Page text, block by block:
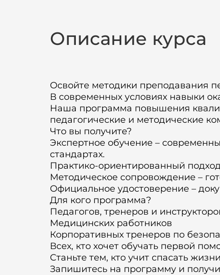
Описание курса
Освойте методики преподавания
В современных условиях навыки
Наша программа повышения
педагогические и методические
Что вы получите?
Экспертное обучение –
стандартах.
Практико-ориентированный
Методическое сопровождение –
Официальное удостоверение –
Для кого программа?
Педагогов, тренеров и
Медицинских работников
Корпоративных тренеров по
Всех, кто хочет обучать первой
Станьте тем, кто учит спасать
Запишитесь на программу и